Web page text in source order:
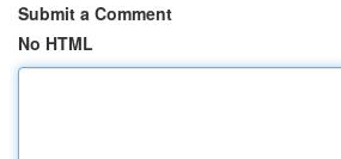
Submit a Comment
No HTML